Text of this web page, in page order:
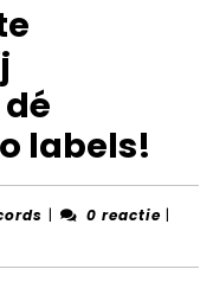
labels!
accent-
| 0 reactie |